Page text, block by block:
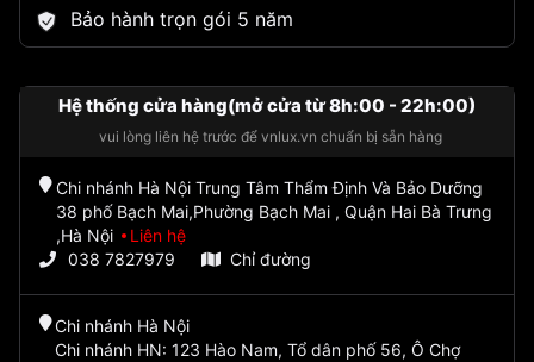
Bảo hành trọn gói 5 năm
Hệ thống cửa hàng(mở cửa từ 8h:00 - 22h:00)
vui lòng liên hệ trước để vnlux.vn chuẩn bị sẵn hàng
Chi nhánh Hà Nội Trung Tâm Thẩm Định Và Bảo Dưỡng
38 phố Bạch Mai,Phường Bạch Mai , Quận Hai Bà Trưng
,Hà Nội
Liên hệ
038 7827979
Chỉ đường
Chi nhánh Hà Nội
Chi nhánh HN: 123 Hào Nam, Tổ dân phố 56, Ô Chợ